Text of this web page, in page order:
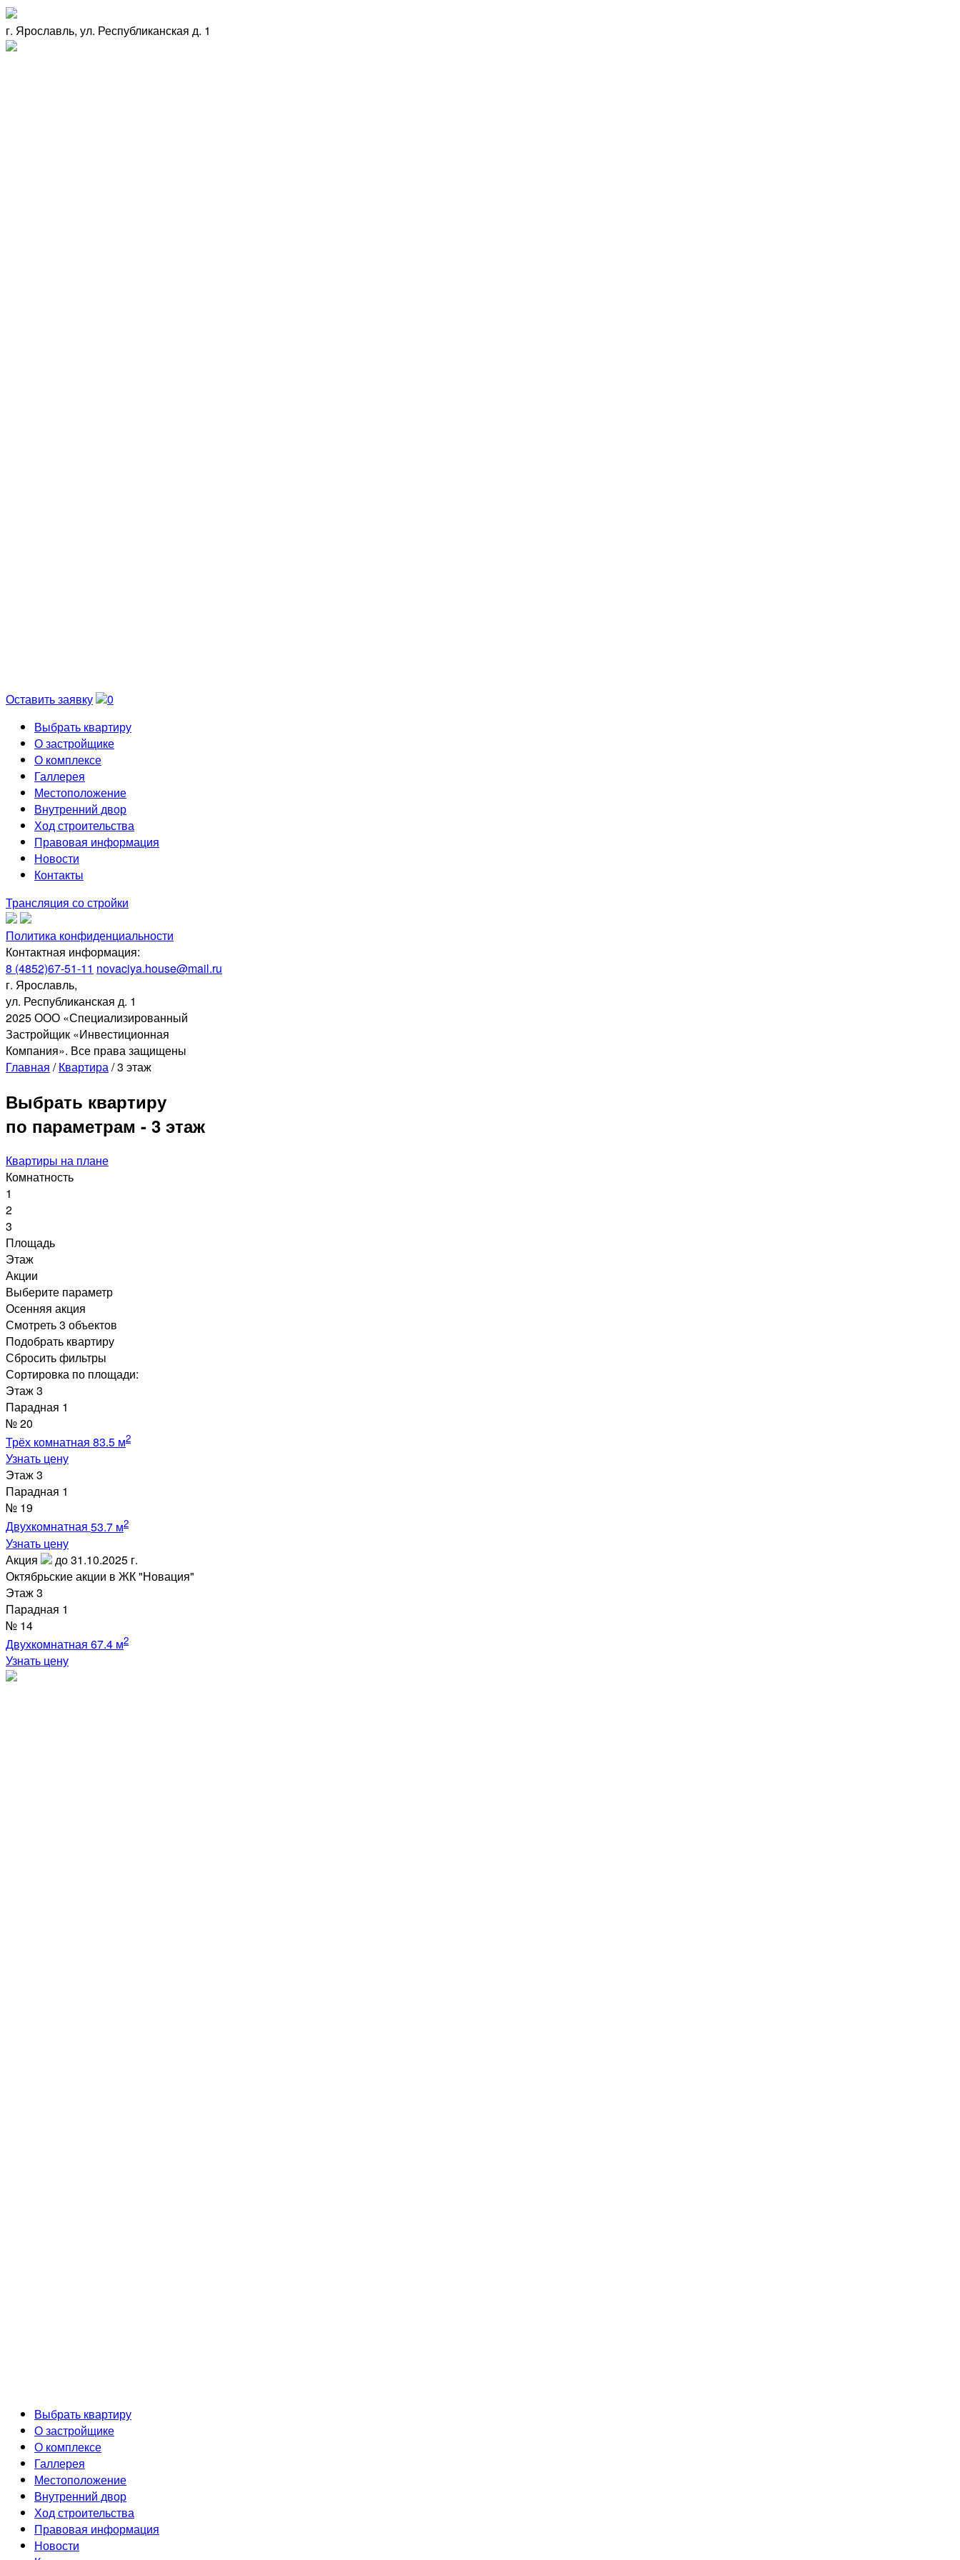
г. Ярославль, ул. Республиканская д. 1
Оставить заявку
0
Выбрать квартиру
О застройщике
О комплексе
Галлерея
Местоположение
Внутренний двор
Ход строительства
Правовая информация
Новости
Контакты
Трансляция со стройки
Политика конфиденциальности
Контактная информация:
8 (4852)67-51-11 novaciya.house@mail.ru
г. Ярославль,
ул. Республиканская д. 1
2025 ООО «Специализированный
Застройщик «Инвестиционная
Компания». Все права защищены
Главная /Квартира/3 этаж
Выбрать квартиру
по параметрам - 3 этаж
Квартиры на плане
Комнатность
1
2
3
Площадь
Этаж
Акции
Выберите параметр
Осенняя акция
Смотреть3 объектов
Подобрать квартиру
Сбросить фильтры
Сортировка по площади:
Этаж3
Парадная 1
№20
Трёх комнатная 83.5 м2
Узнать цену
Этаж3
Парадная 1
№ 19
Двухкомнатная 53.7 м2
Узнать цену
Акция
до 31.10.2025 г.
Октябрьские акции в ЖК "Новация"
Этаж3
Парадная 1
№ 14
Двухкомнатная 67.4 м2
Узнать цену
Выбрать квартиру
О застройщике
О комплексе
Галлерея
Местоположение
Внутренний двор
Ход строительства
Правовая информация
Новости